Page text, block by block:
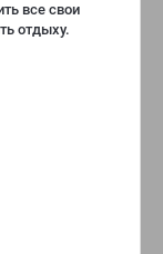
все свои
отдыху.